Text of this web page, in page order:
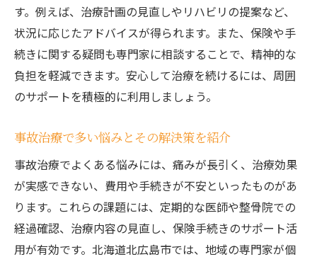
す。例えば、治療計画の見直しやリハビリの提案など、
状況に応じたアドバイスが得られます。また、保険や手
続きに関する疑問も専門家に相談することで、精神的な
負担を軽減できます。安心して治療を続けるには、周囲
のサポートを積極的に利用しましょう。
事故治療で多い悩みとその解決策を紹介
事故治療でよくある悩みには、痛みが長引く、治療効果
が実感できない、費用や手続きが不安といったものがあ
ります。これらの課題には、定期的な医師や整骨院での
経過確認、治療内容の見直し、保険手続きのサポート活
用が有効です。北海道北広島市では、地域の専門家が個